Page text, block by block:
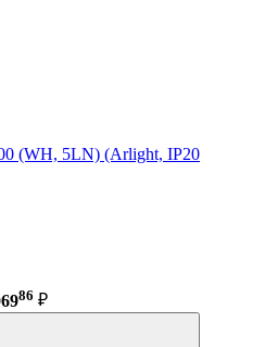
(WH, 5LN) (Arlight, IP20
86 ₽